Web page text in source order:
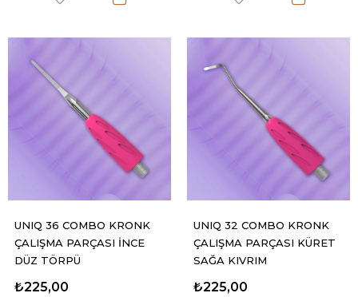
UNIQ 36 COMBO KRONK
ÇALIŞMA PARÇASI İNCE
DÜZ TÖRPÜ
₺225,00
UNIQ 32 COMBO KRONK
ÇALIŞMA PARÇASI KÜRET
SAĞA KIVRIM
₺225,00